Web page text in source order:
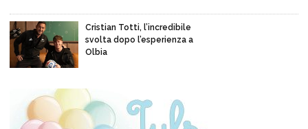
Cristian Totti, l’incredibile
svolta dopo l’esperienza a
Olbia